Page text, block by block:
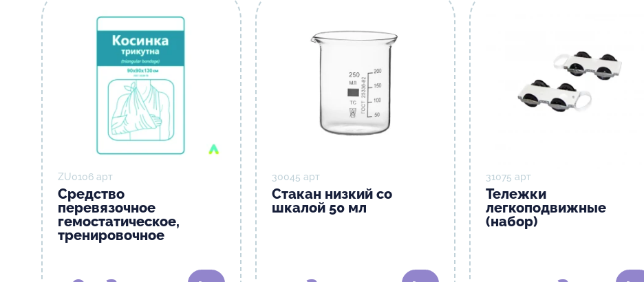
ZU0106 арт
Средство
перевязочное
гемостатическое,
тренировочное
30045 арт
Стакан низкий со
шкалой 50 мл
31075 арт
Тележки
легкоподвижные
(набор)